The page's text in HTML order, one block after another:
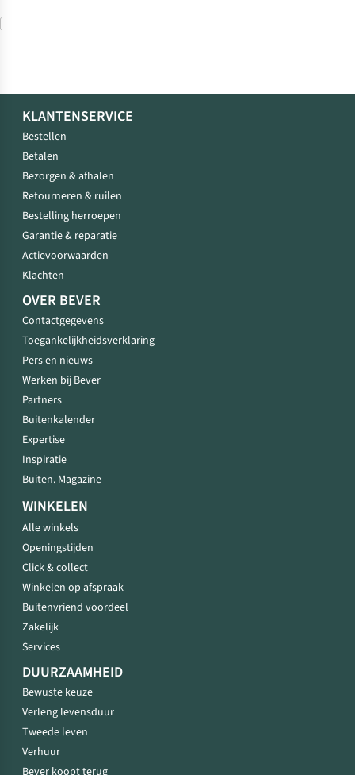
KLANTENSERVICE
Bestellen
Betalen
Bezorgen & afhalen
Retourneren & ruilen
Bestelling herroepen
Garantie & reparatie
Actievoorwaarden
Klachten
OVER BEVER
Contactgegevens
Toegankelijkheidsverklaring
Pers en nieuws
Werken bij Bever
Partners
Buitenkalender
Expertise
Inspiratie
Buiten. Magazine
WINKELEN
Alle winkels
Openingstijden
Click & collect
Winkelen op afspraak
Buitenvriend voordeel
Zakelijk
Services
DUURZAAMHEID
Bewuste keuze
Verleng levensduur
Tweede leven
Verhuur
Bever koopt terug